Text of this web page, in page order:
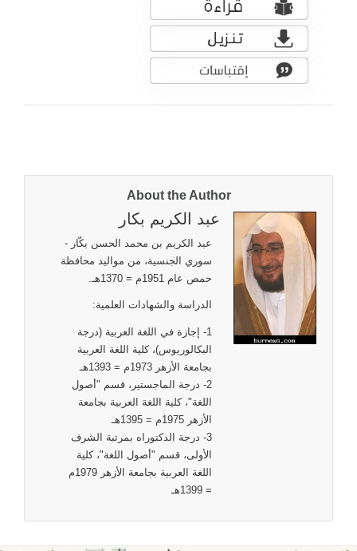
About the Author
عبد الكريم بكار
عبد الكريم بن محمد الحسن بكّار -
سوري الجنسية، من مواليد محافظة
حمص عام 1951م = 1370هـ.
الدراسة والشهادات العلمية:
1- إجازة في اللغة العربية (درجة
البكالوريوس)، كلية اللغة العربية
بجامعة الأزهر 1973م = 1393هـ
2- درجة الماجستير، قسم "أصول
اللغة"، كلية اللغة العربية بجامعة
الأزهر 1975م = 1395هـ
3- درجة الدكتوراه بمرتبة الشرف
الأولى، قسم "أصول اللغة"، كلية
اللغة العربية بجامعة الأزهر 1979م
= 1399هـ